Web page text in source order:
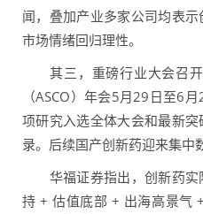
闻，叠加产业多家公司均表示
市场情绪回归理性。
其三，重磅行业大会召开
（ASCO）年会5月29日至6
项研究入选全体大会和最新
录。后续国产创新药迎来集中
华福证券指出，创新药实
持 + 估值底部 + 出海高景气